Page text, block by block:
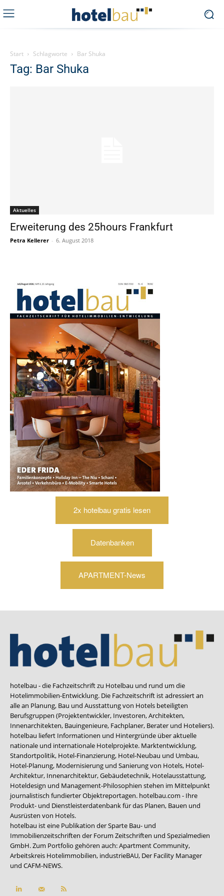
Start Schlagworte Bar Shuka
Tag: Bar Shuka
Aktuelles
Erweiterung des 25hours Frankfurt
Petra Kellerer - 6. August 2018
2x hotelbau gratis lesen
Datenbanken
APARTMENT-News
hotelbau - die Fachzeitschrift zu Hotelbau und rund um die
Hotelimmobilien-Entwicklung. Die Fachzeitschrift ist adressiert an
alle an Planung, Bau und Ausstattung von Hotels beteiligten
Berufsgruppen (Projektentwickler, Investoren, Architekten,
Innenarchitekten, Bauingenieure, Fachplaner, Berater und Hoteliers).
hotelbau liefert Informationen und Hintergründe über aktuelle
nationale und internationale Hotelprojekte. Marktentwicklung,
Standortpolitik, Hotel-Finanzierung, Hotel-Neubau und Umbau,
Hotel-Planung, Modernisierung und Sanierung von Hotels, Hotel-
Architektur, Innenarchitektur, Gebäudetechnik, Hotelausstattung,
Hoteldesign und Management-Philosophien stehen im Mittelpunkt
journalistisch fundierter Objektreportagen. hotelbau.com - Ihre
Produkt- und Dienstleisterdatenbank für das Planen, Bauen und
Ausrüsten von Hotels.
hotelbau ist eine Publikation der Sparte Bau- und
Immobilienzeitschriften der Forum Zeitschriften und Spezialmedien
GmbH. Zum Portfolio gehören auch:Apartment Community,
Arbeitskreis Hotelimmobilien, industrieBAU, Der Facility Manager
und CAFM-NEWS.